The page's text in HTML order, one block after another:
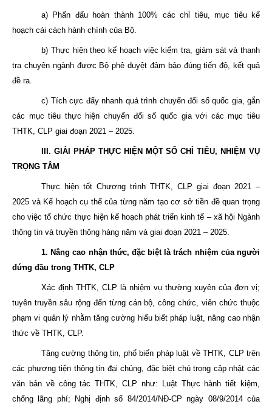
a) Phấn đấu hoàn thành 100% các chỉ tiêu, mục tiêu kế
hoạch cải cách hành chính của Bộ.
b) Thực hiện theo kế hoạch việc kiểm tra, giám sát và thanh
tra chuyên ngành được Bộ phê duyệt đảm bảo đúng tiến độ, kết quả
đề ra.
c) Tích cực đẩy nhanh quá trình chuyển đổi số quốc gia, gắn
các mục tiêu thực hiện chuyển đổi số quốc gia với các mục tiêu
THTK, CLP giai đoạn 2021 – 2025.
III. GIẢI PHÁP THỰC HIỆN MỘT SỐ CHỈ TIÊU, NHIỆM VỤ
TRỌNG TÂM
Thực hiện tốt Chương trình THTK, CLP giai đoạn 2021 –
2025 và Kế hoạch cụ thể của từng năm tạo cơ sở tiền đề quan trọng
cho việc tổ chức thực hiện kế hoạch phát triển kinh tế – xã hội Ngành
thông tin và truyền thông hàng năm và giai đoạn 2021 – 2025.
1. Nâng cao nhận thức, đặc biệt là trách nhiệm của người
đứng đầu trong THTK, CLP
Xác định THTK, CLP là nhiệm vụ thường xuyên của đơn vị;
tuyên truyền sâu rộng đến từng cán bộ, công chức, viên chức thuộc
phạm vi quản lý nhằm tăng cường hiểu biết pháp luật, nâng cao nhận
thức về THTK, CLP.
Tăng cường thông tin, phổ biến pháp luật về THTK, CLP trên
các phương tiện thông tin đại chúng, đặc biệt chú trọng cập nhật các
văn bản về công tác THTK, CLP như: Luật Thực hành tiết kiệm,
chống lãng phí; Nghị định số 84/2014/NĐ-CP ngày 08/9/2014 của